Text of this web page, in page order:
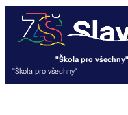
"Škola pro všechny"
"Škola pro všechny"